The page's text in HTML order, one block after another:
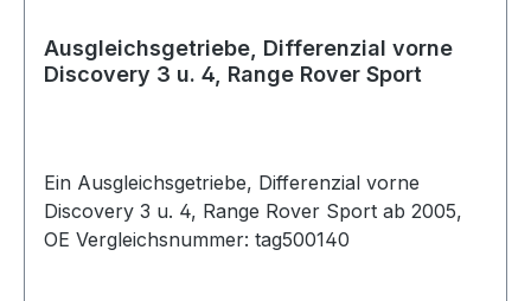
Ausgleichsgetriebe, Differenzial vorne
Discovery 3 u. 4, Range Rover Sport
Ein Ausgleichsgetriebe, Differenzial vorne
Discovery 3 u. 4, Range Rover Sport ab 2005,
OE Vergleichsnummer: tag500140